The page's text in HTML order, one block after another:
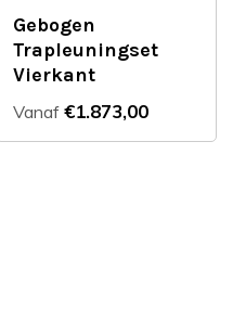
Gebogen
Trapleuningset
Vierkant
Vanaf €1.873,00